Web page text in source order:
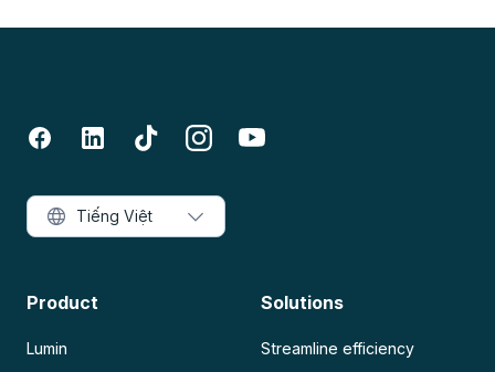
Product
Lumin
Solutions
Streamline efficiency
Tiếng Việt